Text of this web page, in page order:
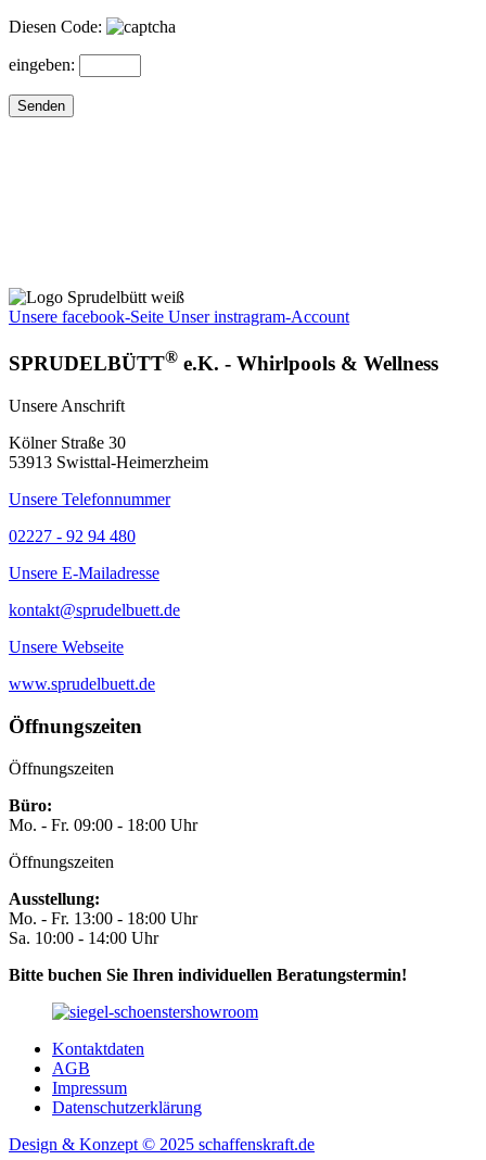
Diesen Code:
eingeben:
Unsere facebook-Seite Unser instragram-Account
SPRUDELBÜTT® e.K. - Whirlpools & Wellness
Unsere Anschrift
Kölner Straße 30
53913 Swisttal-Heimerzheim
Unsere Telefonnummer
02227 - 92 94 480
Unsere E-Mailadresse
kontakt@sprudelbuett.de
Unsere Webseite
www.sprudelbuett.de
Öffnungszeiten
Öffnungszeiten
Büro:
Mo. - Fr. 09:00 - 18:00 Uhr
Öffnungszeiten
Ausstellung:
Mo. - Fr. 13:00 - 18:00 Uhr
Sa. 10:00 - 14:00 Uhr
Bitte buchen Sie Ihren individuellen Beratungstermin!
Kontaktdaten
AGB
Impressum
Datenschutzerklärung
Design & Konzept © 2025 schaffenskraft.de